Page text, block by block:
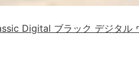
Digital ブラック デジタル